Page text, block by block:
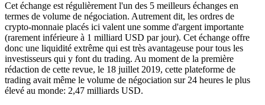
Cet échange est régulièrement l'un des 5 meilleurs échanges en
termes de volume de négociation. Autrement dit, les ordres de
crypto-monnaie placés ici valent une somme d'argent importante
(rarement inférieure à 1 milliard USD par jour). Cet échange offre
donc une liquidité extrême qui est très avantageuse pour tous les
investisseurs qui y font du trading. Au moment de la première
rédaction de cette revue, le 18 juillet 2019, cette plateforme de
trading avait même le volume de négociation sur 24 heures le plus
élevé au monde: 2,47 milliards USD.